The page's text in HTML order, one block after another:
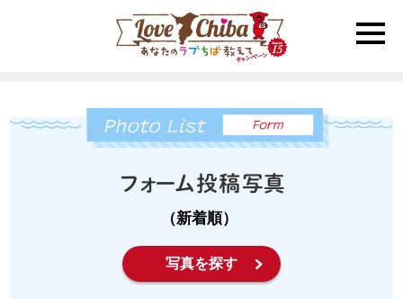
toggle
（新着順）
写真を探す